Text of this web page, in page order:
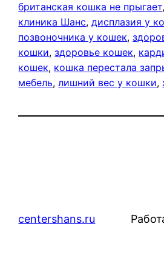
британская кошка не прыгает,
клиника Шанс, дисплазия у
позвоночника у кошек,
кошки, здоровье кошек,
кошек, кошка перестала
мебель, лишний вес у кошки,
centershans.ru